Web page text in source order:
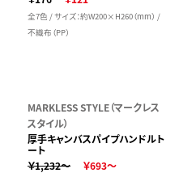
全7色 / サイズ：約W200×H260（mm） /
不織布（PP）
MARKLESS STYLE（マークレス
スタイル）
厚手キャンバスパイプハンドルト
ート
￥1,232～
￥693～